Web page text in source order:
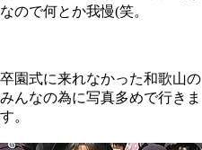
なので何とか我慢(笑。
卒園式に来れなかった和歌山の
みんなの為に写真多めで行きま
す。